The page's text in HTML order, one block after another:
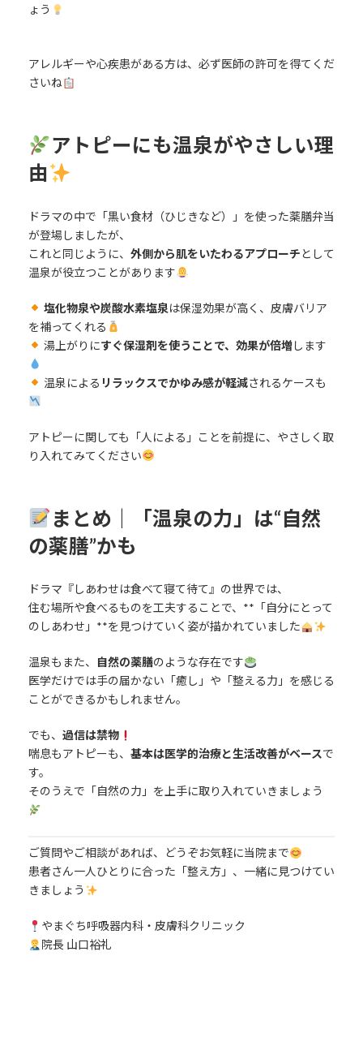
ょう
アレルギーや心疾患がある方は、必ず医師の許可を得てくだ
さいね
アトピーにも温泉がやさしい理
由
ドラマの中で「黒い食材（ひじきなど）」を使った薬膳弁当
が登場しましたが、
これと同じように、 外側から肌をいたわるアプローチとして
温泉が役立つことがあります
塩化物泉や炭酸水素塩泉は保湿効果が高く、皮膚バリア
を補ってくれる
湯上がりにすぐ保湿剤を使うことで、効果が倍増します
温泉による リラックスでかゆみ感が軽減されるケースも
アトピーに関しても「人による」ことを前提に、やさしく取
り入れてみてください
まとめ｜「温泉の力」は“自然
の薬膳”かも
ドラマ『しあわせは食べて寝て待て』の世界では、
住む場所や食べるものを工夫することで、**「自分にとって
のしあわせ」**を見つけていく姿が描かれていました
温泉もまた、 自然の薬膳のような存在です
医学だけでは手の届かない「癒し」や「整える力」を感じる
ことができるかもしれません。
でも、 過信は禁物
喘息もアトピーも、 基本は医学的治療と生活改善がベースで
す。
そのうえで「自然の力」を上手に取り入れていきましょう
ご質問やご相談があれば、どうぞお気軽に当院まで
患者さん一人ひとりに合った「整え方」、一緒に見つけてい
きましょう
やまぐち呼吸器内科・皮膚科クリニック
院長 山口裕礼